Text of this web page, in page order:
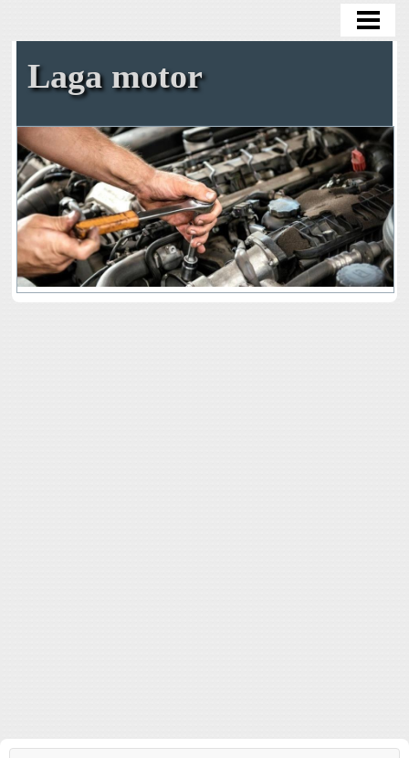
BYTA OLJEFILTER
BYTA KAMREM SJÄLV
TA BORT ROST
BENSIN I DIESELBIL
BLOGG
Laga motor